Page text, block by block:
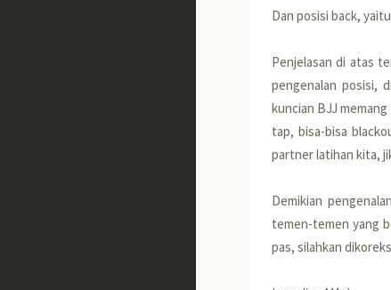
Dan posisi back,
Penjelasan di atas
pengenalan posisi,
kuncian BJJ
tap, bisa-bisa
partner latihan kita,
Demikian
temen-temen yang
pas, silahkan